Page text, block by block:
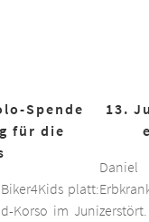
Spende
für die
platt:
Korso im Juni
13.